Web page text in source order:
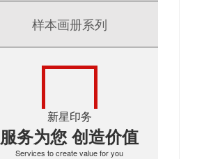
样本画册系列
新星印务
服务为您 创造价值
Services to create value for you